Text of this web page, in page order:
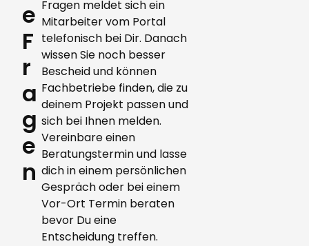
e
F
r
a
g
e
n
Fragen meldet sich ein
Mitarbeiter vom Portal
telefonisch bei Dir. Danach
wissen Sie noch besser
Bescheid und können
Fachbetriebe finden, die zu
deinem Projekt passen und
sich bei Ihnen melden.
Vereinbare einen
Beratungstermin und lasse
dich in einem persönlichen
Gespräch oder bei einem
Vor-Ort Termin beraten
bevor Du eine
Entscheidung treffen.